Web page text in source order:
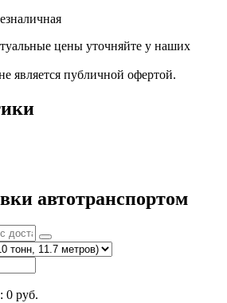
цены уточняйте у наших
является публичной офертой.
автотранспортом
0 руб.